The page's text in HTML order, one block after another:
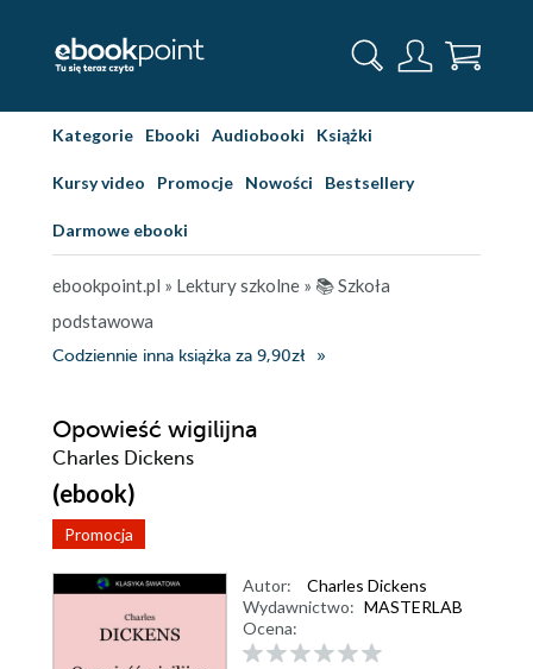
Kategorie Ebooki Audiobooki Książki
Kursy video Promocje Nowości Bestsellery
Darmowe ebooki
ebookpoint.pl » Lektury szkolne » 📚 Szkoła
podstawowa
Codziennie inna książka za 9,90zł
Opowieść wigilijna
Charles Dickens
(ebook)
Promocja
Autor:
Charles Dickens
Wydawnictwo: MASTERLAB
Ocena: